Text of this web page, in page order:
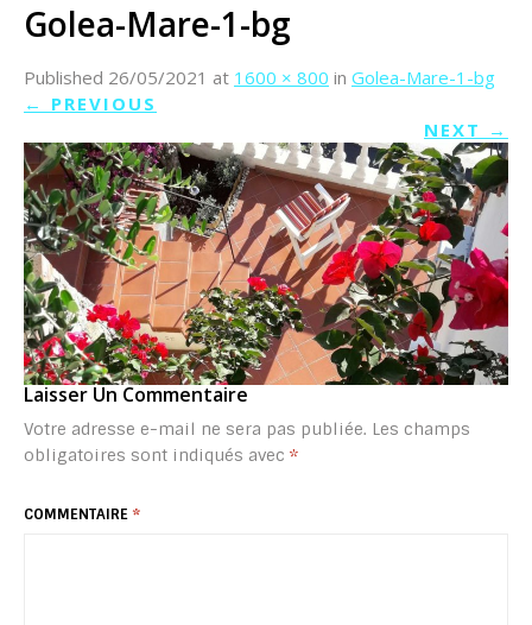
Golea-Mare-1-bg
Published 26/05/2021 at 1600 × 800 in Golea-Mare-1-bg
← PREVIOUS
NEXT →
Laisser Un Commentaire
Votre adresse e-mail ne sera pas publiée. Les champs
obligatoires sont indiqués avec *
COMMENTAIRE *